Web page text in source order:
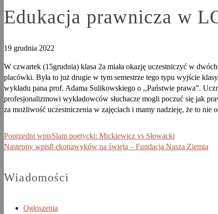
Edukacja prawnicza w
19 grudnia 2022
W czwartek (15grudnia) klasa 2a miała okazję uczestniczyć w
placówki. Była to już drugie w tym semestrze tego typu wyjście
wykładu pana prof. Adama Sulikowskiego o ,,Państwie prawa”.
profesjonalizmowi wykładowców słuchacze mogli poczuć się jak
za możliwość uczestniczenia w zajęciach i mamy nadzieję, że to nie
Poprzedni wpisSlam poetycki: Mickiewicz vs Słowacki
Następny wpis8 ekonawyków na święta – Fundacja Nasza Ziemia
Wiadomości
Ogłoszenia